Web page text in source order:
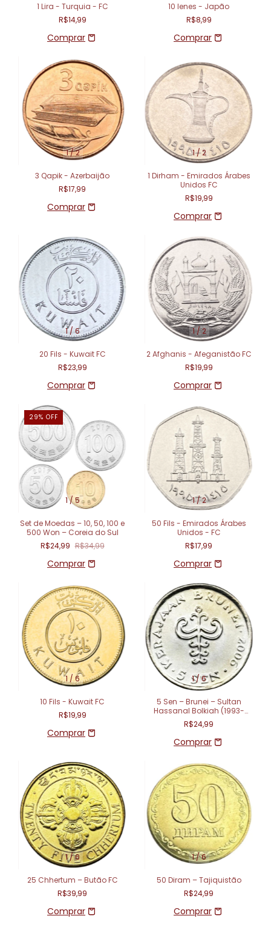
1 Lira - Turquia - FC
R$14,99
10 Ienes - Japão
R$8,99
1/2
3 Qapik - Azerbaijão
R$17,99
1/2
1 Dirham - Emirados Árabes
Unidos FC
R$19,99
1/6
20 Fils - Kuwait FC
R$23,99
1/2
2 Afghanis - Afeganistão FC
R$19,99
1/5
29% OFF
Set de Moedas – 10, 50, 100 e
500 Won – Coreia do Sul
R$24,99 R$34,99
1/2
50 Fils - Emirados Árabes
Unidos - FC
R$17,99
1/6
10 Fils - Kuwait FC
R$19,99
1/6
5 Sen – Brunei – Sultan
Hassanal Bolkiah (1993-
2016)
R$24,99
1/6
25 Chhertum – Butão FC
R$39,99
1/6
50 Diram – Tajiquistão
R$24,99